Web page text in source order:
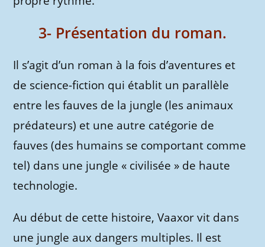
3- Présentation du roman.
Il s’agit d’un roman à la fois d’aventures et
de science-fiction qui établit un parallèle
entre les fauves de la jungle (les animaux
prédateurs) et une autre catégorie de
fauves (des humains se comportant comme
tel) dans une jungle « civilisée » de haute
technologie.
Au début de cette histoire, Vaaxor vit dans
une jungle aux dangers multiples. Il est